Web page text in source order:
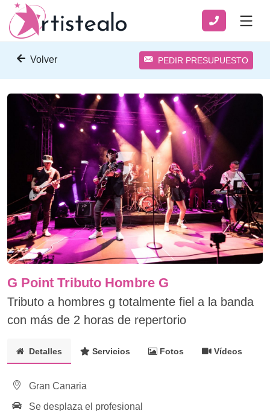
Volver PEDIR PRESUPUESTO
G Point Tributo Hombre G
Tributo a hombres g totalmente fiel a la banda
con más de 2 horas de repertorio
Detalles Servicios Fotos Vídeos
Gran Canaria
Se desplaza el profesional